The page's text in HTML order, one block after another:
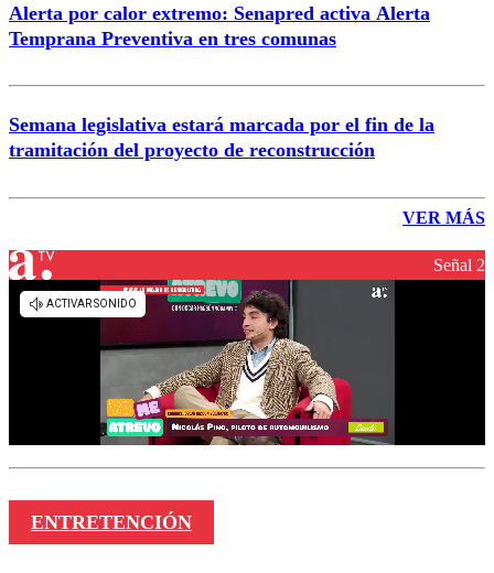
Alerta por calor extremo: Senapred activa Alerta
Temprana Preventiva en tres comunas
Semana legislativa estará marcada por el fin de la
tramitación del proyecto de reconstrucción
VER MÁS
Señal 2
ENTRETENCIÓN